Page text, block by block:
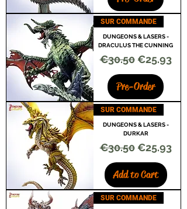
SUR COMMANDE
DUNGEONS & LASERS -
DRACULUS THE CUNNING
Regular Price
€30.50 Sale Price
€25.93
Pre-Order
SUR COMMANDE
DUNGEONS & LASERS -
DURKAR
Regular Price
€30.50 Sale Price
€25.93
Add to Cart
SUR COMMANDE